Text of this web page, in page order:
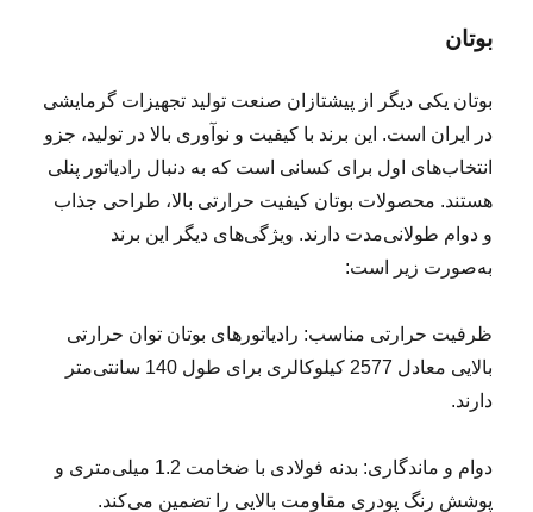
بوتان
بوتان یکی دیگر از پیشتازان صنعت تولید تجهیزات گرمایشی
در ایران است. این برند با کیفیت و نوآوری بالا در تولید، جزو
انتخاب‌های اول برای کسانی است که به دنبال رادیاتور پنلی
هستند. محصولات بوتان کیفیت حرارتی بالا، طراحی جذاب
و دوام طولانی‌مدت دارند. ویژگی‌های دیگر این برند
به‌صورت زیر است:
ظرفیت حرارتی مناسب: رادیاتورهای بوتان توان حرارتی
بالایی معادل 2577 کیلوکالری برای طول 140 سانتی‌متر
دارند.
دوام و ماندگاری: بدنه فولادی با ضخامت 1.2 میلی‌متری و
پوشش رنگ پودری مقاومت بالایی را تضمین می‌کند.